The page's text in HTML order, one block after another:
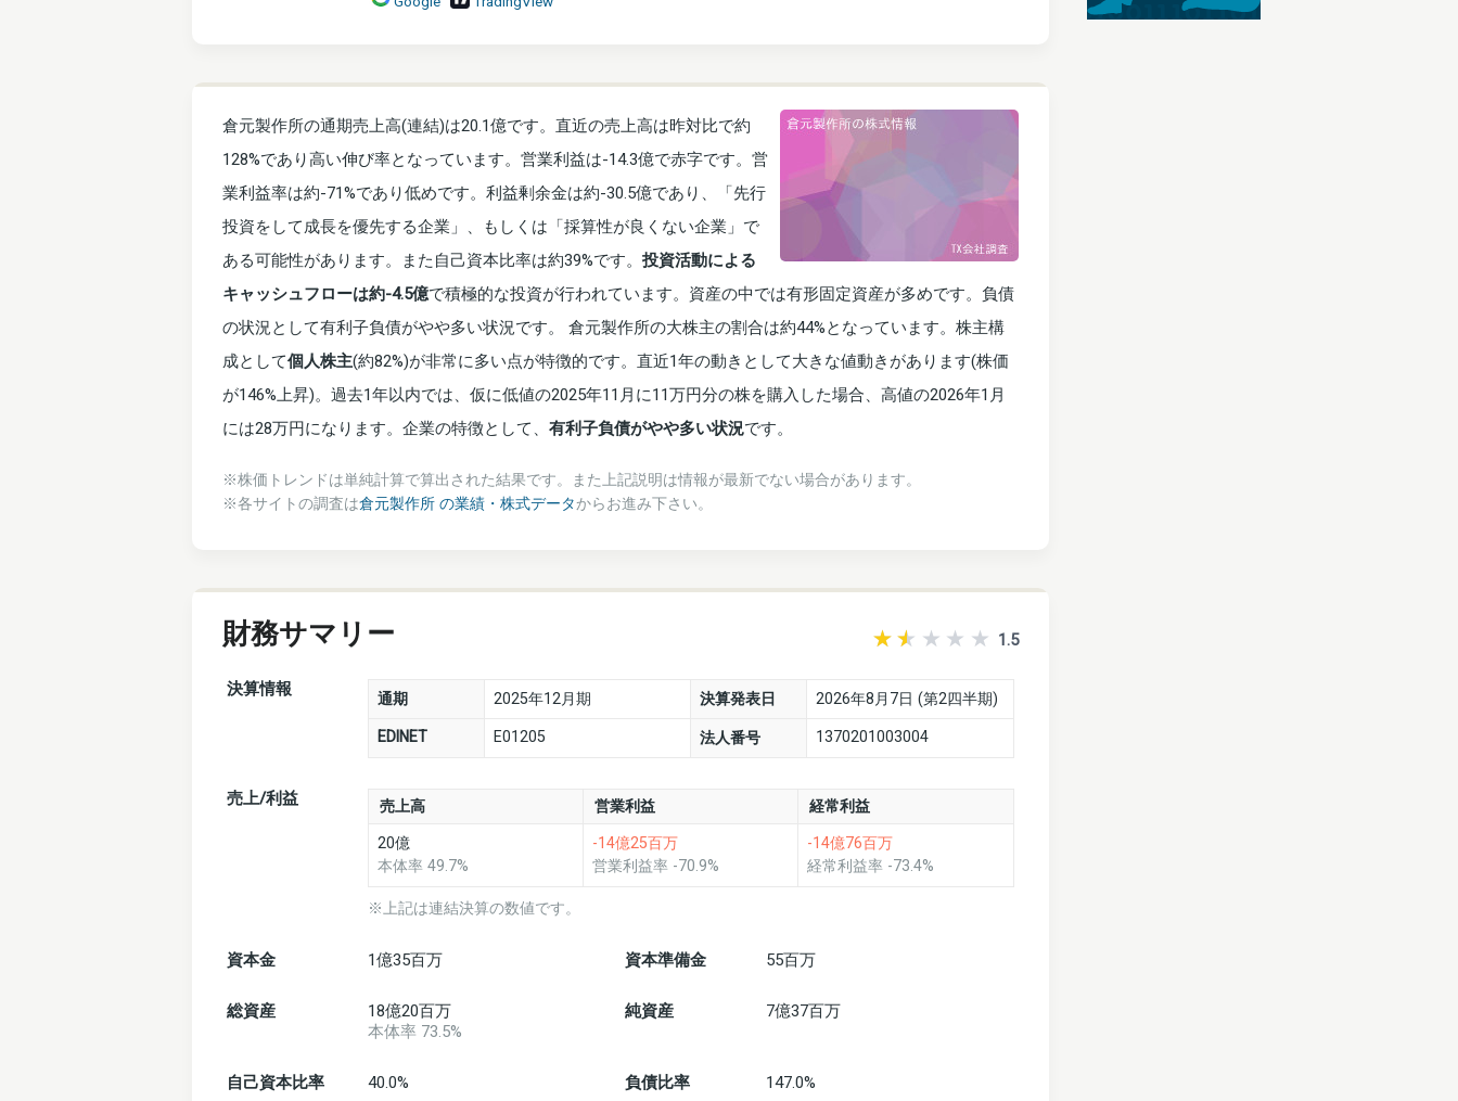
倉元製作所の通期売上高(連結)は20.1億です。直近の売上高は昨対比で約
128%であり高い伸び率となっています。営業利益は-14.3億で赤字です。営
業利益率は約-71%であり低めです。利益剰余金は約-30.5億であり、「先行
投資をして成長を優先する企業」、もしくは「採算性が良くない企業」で
ある可能性があります。また自己資本比率は約39%です。 投資活動による
キャッシュフローは約-4.5億で積極的な投資が行われています。資産の中では有形固定資産が多めです。負債
の状況として有利子負債がやや多い状況です。 倉元製作所の大株主の割合は約44%となっています。株主構
成として個人株主(約82%)が非常に多い点が特徴的です。直近1年の動きとして大きな値動きがあります(株価
が146%上昇)。過去1年以内では、仮に低値の2025年11月に11万円分の株を購入した場合、高値の2026年1月
には28万円になります。企業の特徴として、 有利子負債がやや多い状況です。
※株価トレンドは単純計算で算出された結果です。また上記説明は情報が最新でない場合があります。
※各サイトの調査は倉元製作所 の業績・株式データからお進み下さい。
財務サマリー 1.5
決算情報 通期 2025年12月期 決算発表日 2026年8月7日 (第2四半期)
EDINET E01205 法人番号 1370201003004
売上/利益 売上高 営業利益 経常利益
20億
本体率 49.7%
-14億25百万
営業利益率 -70.9%
-14億76百万
経常利益率 -73.4%
※上記は連結決算の数値です。
資本金 1億35百万 資本準備金 55百万
総資産
18億20百万
本体率 73.5%
純資産 7億37百万
自己資本比率 40.0% 負債比率 147.0%